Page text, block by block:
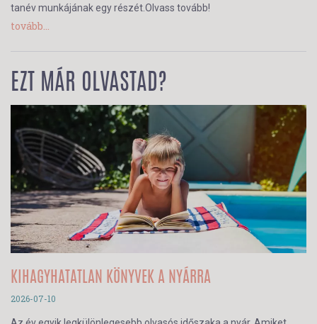
tanév munkájának egy részét.Olvass tovább!
tovább...
EZT MÁR OLVASTAD?
KIHAGYHATATLAN KÖNYVEK A NYÁRRA
2026-07-10